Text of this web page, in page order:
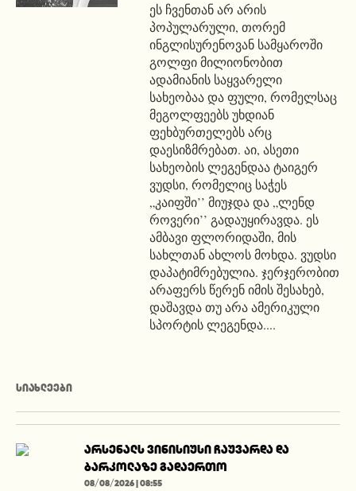
ეს ჩვენთან არ არის
პოპულარული, თორემ
ინგლისურენოვან სამყაროში
გოლფი მილიონობით
ადამიანის საყვარელი
სახეობაა და ფული, რომელსაც
მეგოლფეებს უხდიან
ფეხბურთელებს არც
დაესიზმრებათ. აი, ასეთი
სახეობის ლეგენდაა ტაიგერ
ვუდსი, რომელიც საჭეს
„კაიფში’’ მიუჯდა და „ლენდ
როვერი’’ გადაუყირავდა. ეს
ამბავი ფლორიდაში, მის
სახლთან ახლოს მოხდა. ვუდსი
დაპატიმრებულია. ჯერჯერობით
არაფერს წერენ იმის შესახებ,
დაშავდა თუ არა ამერიკული
სპორტის ლეგენდა....
ᲡᲘᲐᲮᲚᲔᲔᲑᲘ
არსენალს ვინისიუსი ჩაუვარდა და
ბარკოლაზე გადაერთო
08/08/2026 | 08:55